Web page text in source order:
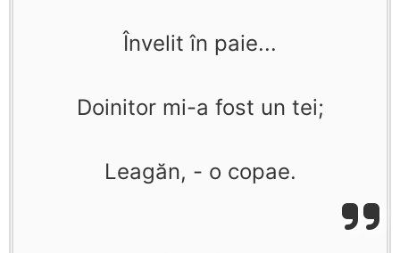
Învelit în paie...
Doinitor mi-a fost un tei;
Leagăn, - o copae.